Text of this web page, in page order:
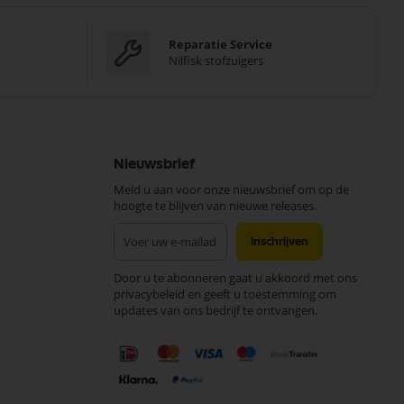
Reparatie Service
Nilfisk stofzuigers
Nieuwsbrief
Meld u aan voor onze nieuwsbrief om op de
hoogte te blijven van nieuwe releases.
onze
nieuwsbrief
Inschrijven
Door u te abonneren gaat u akkoord met ons
privacybeleid en geeft u toestemming om
updates van ons bedrijf te ontvangen.